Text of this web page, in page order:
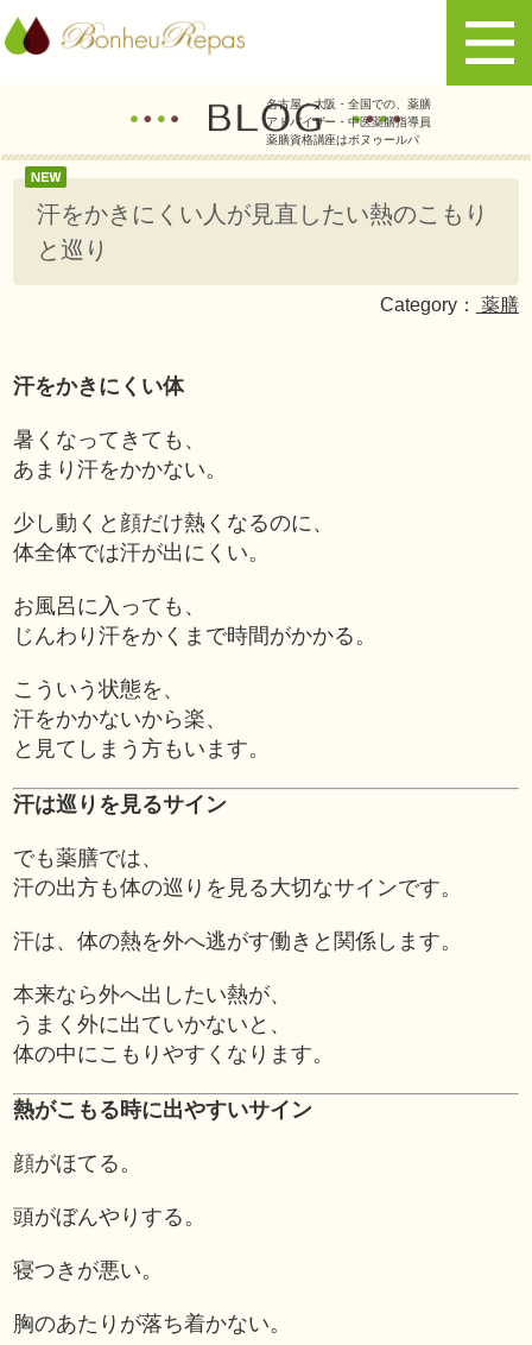
名古屋・大阪・全国での、薬膳
アドバイザー・中医薬膳指導員
薬膳資格講座はボヌゥールパ
汗をかきにくい人が見直したい熱のこもり
と巡り
Category： 薬膳
汗をかきにくい体
暑くなってきても、
あまり汗をかかない。
少し動くと顔だけ熱くなるのに、
体全体では汗が出にくい。
お風呂に入っても、
じんわり汗をかくまで時間がかかる。
こういう状態を、
汗をかかないから楽、
と見てしまう方もいます。
汗は巡りを見るサイン
でも薬膳では、
汗の出方も体の巡りを見る大切なサインです。
汗は、体の熱を外へ逃がす働きと関係します。
本来なら外へ出したい熱が、
うまく外に出ていかないと、
体の中にこもりやすくなります。
熱がこもる時に出やすいサイン
顔がほてる。
頭がぼんやりする。
寝つきが悪い。
胸のあたりが落ち着かない。